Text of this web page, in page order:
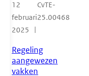
12
februari
2025
CvTE-
25.00468
Regeling
aangewezen
vakken